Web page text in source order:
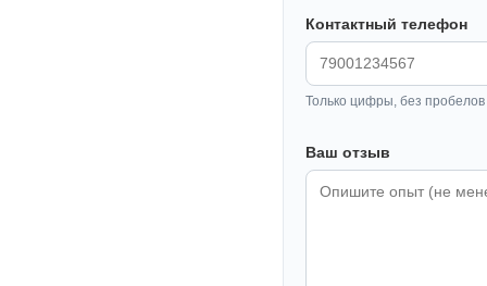
Контактный телефон
Только цифры, без
Ваш отзыв